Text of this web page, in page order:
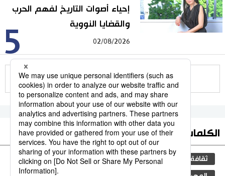
5
إحياء أصوات التاريخ لفهم الحرب
والقضايا النووية
02/08/2026
للمزيد
الكلمات الأكثر بحثا
ثقافة اليابان المطبخ الياباني جيجي برس